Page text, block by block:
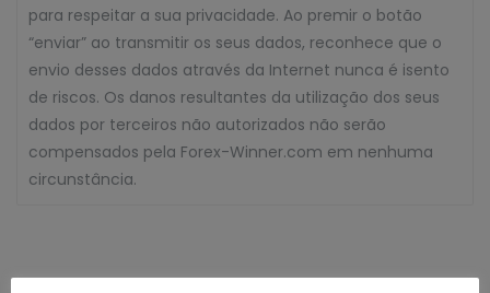
para respeitar a sua privacidade. Ao premir o botão
“enviar” ao transmitir os seus dados, reconhece que o
envio desses dados através da Internet nunca é isento
de riscos. Os danos resultantes da utilização dos seus
dados por terceiros não autorizados não serão
compensados pela Forex-Winner.com em nenhuma
circunstância.